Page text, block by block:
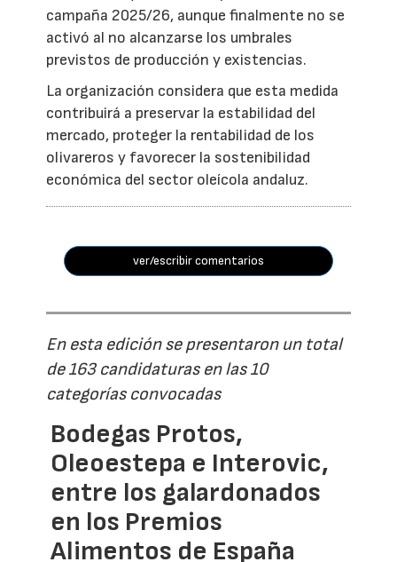
campaña 2025/26, aunque finalmente no se
activó al no alcanzarse los umbrales
previstos de producción y existencias.
La organización considera que esta medida
contribuirá a preservar la estabilidad del
mercado, proteger la rentabilidad de los
olivareros y favorecer la sostenibilidad
económica del sector oleícola andaluz.
ver/escribir comentarios
En esta edición se presentaron un total
de 163 candidaturas en las 10
categorías convocadas
Bodegas Protos,
Oleoestepa e Interovic,
entre los galardonados
en los Premios
Alimentos de España